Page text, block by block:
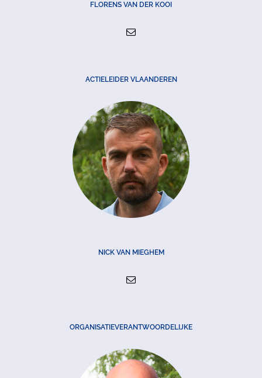
FLORENS VAN DER KOOI
ACTIELEIDER VLAANDEREN
NICK VAN MIEGHEM
ORGANISATIEVERANTWOORDELIJKE